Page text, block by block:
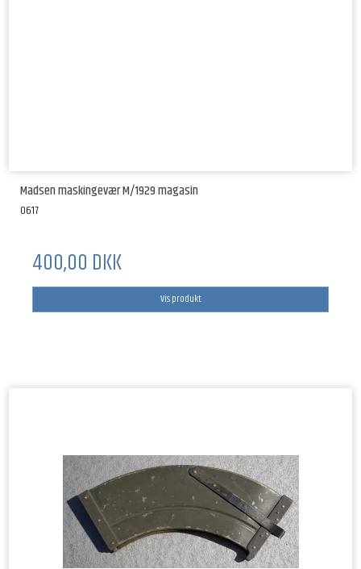
Madsen maskingevær M/1929 magasin
0617
400,00 DKK
Vis produkt